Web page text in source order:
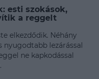
esti szokások,
a reggelt
elkezdődik. Néhány
nyugodtabb lezárással
ne kapkodással